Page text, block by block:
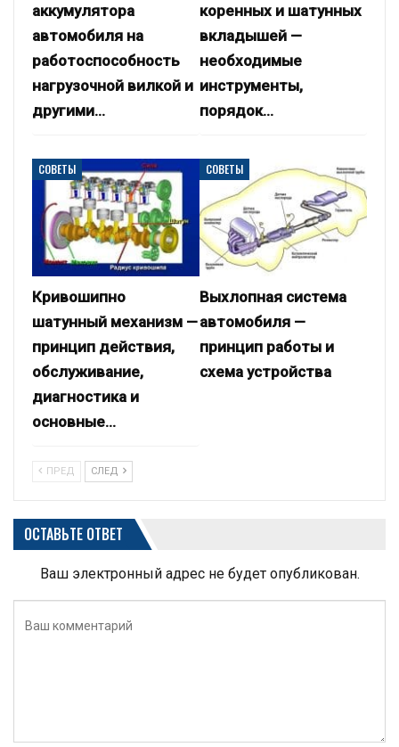
аккумулятора
автомобиля на
работоспособность
нагрузочной вилкой и
другими…
коренных и шатунных
вкладышей —
необходимые
инструменты,
порядок…
СОВЕТЫ
Кривошипно
шатунный механизм —
принцип действия,
обслуживание,
диагностика и
основные…
СОВЕТЫ
Выхлопная система
автомобиля —
принцип работы и
схема устройства
ПРЕД СЛЕД
ОСТАВЬТЕ ОТВЕТ
Ваш электронный адрес не будет опубликован.